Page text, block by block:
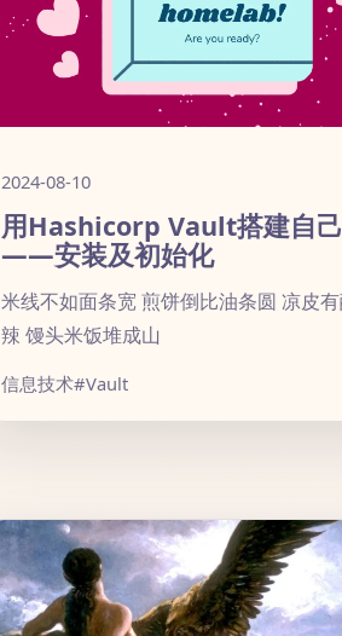
2024-08-10
用Hashicorp Vault搭建自
——安装及初始化
米线不如面条宽 煎饼倒比油条圆 凉皮
辣 馒头米饭堆成山
信息技术#Vault